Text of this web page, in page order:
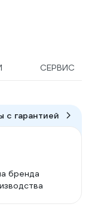
СЕРВИС
c гарантией
бренда